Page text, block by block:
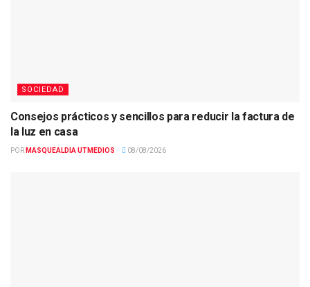
SOCIEDAD
Consejos prácticos y sencillos para reducir la factura de
la luz en casa
POR MASQUEALDIA UTMEDIOS 08/08/2026